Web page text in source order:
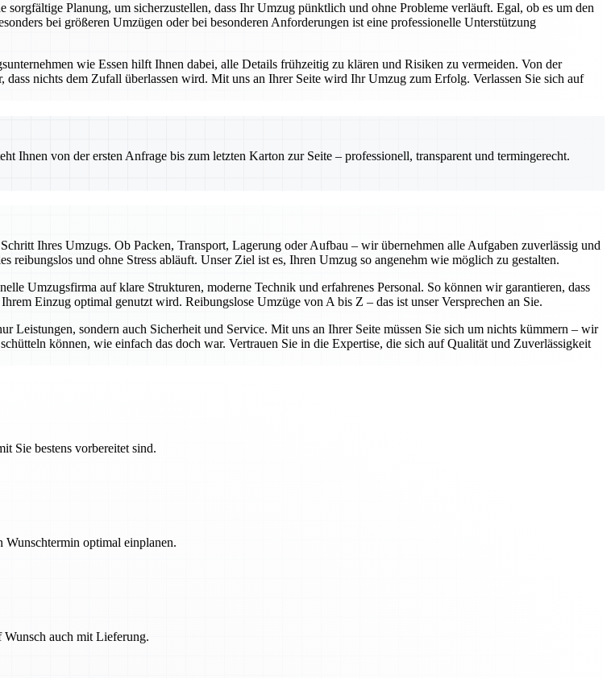
Planung, um sicherzustellen, dass Ihr Umzug pünktlich und ohne Probleme verläuft. Egal, ob es um den
bei größeren Umzügen oder bei besonderen Anforderungen ist eine professionelle Unterstützung
wie Essen hilft Ihnen dabei, alle Details frühzeitig zu klären und Risiken zu vermeiden. Von der
nichts dem Zufall überlassen wird. Mit uns an Ihrer Seite wird Ihr Umzug zum Erfolg. Verlassen Sie sich auf
Ihnen von der ersten Anfrage bis zum letzten Karton zur Seite – professionell, transparent und termingerecht.
Ihres Umzugs. Ob Packen, Transport, Lagerung oder Aufbau – wir übernehmen alle Aufgaben zuverlässig und
reibungslos und ohne Stress abläuft. Unser Ziel ist es, Ihren Umzug so angenehm wie möglich zu gestalten.
Umzugsfirma auf klare Strukturen, moderne Technik und erfahrenes Personal. So können wir garantieren, dass
Einzug optimal genutzt wird. Reibungslose Umzüge von A bis Z – das ist unser Versprechen an Sie.
sondern auch Sicherheit und Service. Mit uns an Ihrer Seite müssen Sie sich um nichts kümmern – wir
können, wie einfach das doch war. Vertrauen Sie in die Expertise, die sich auf Qualität und Zuverlässigkeit
Sie bestens vorbereitet sind.
optimal einplanen.
auch mit Lieferung.